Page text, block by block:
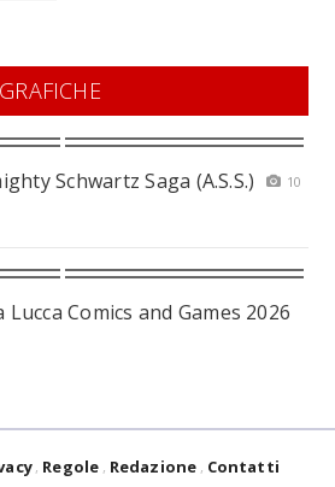
Schwartz Saga (A.S.S.)
10
Comics and Games 2026
Regole Redazione Contatti